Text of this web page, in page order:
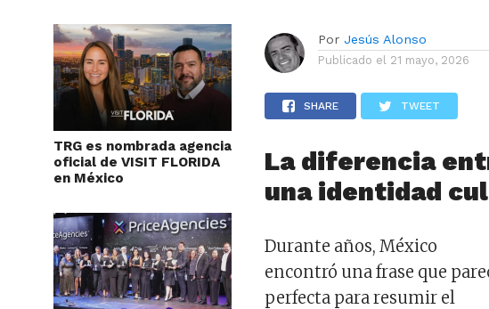
TRG es nombrada agencia
oficial de VISIT FLORIDA
en México
Por Jesús Alonso
Publicado el 21 mayo, 2026
SHARE TWEET
La diferencia
una identidad
Durante años, México
encontró una frase que
perfecta para resumir el